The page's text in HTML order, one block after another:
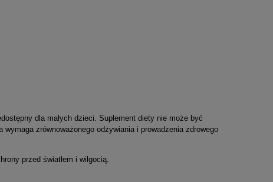
dla małych dzieci. Suplement diety nie może być
zrównoważonego odżywiania i prowadzenia zdrowego
przed światłem i wilgocią.